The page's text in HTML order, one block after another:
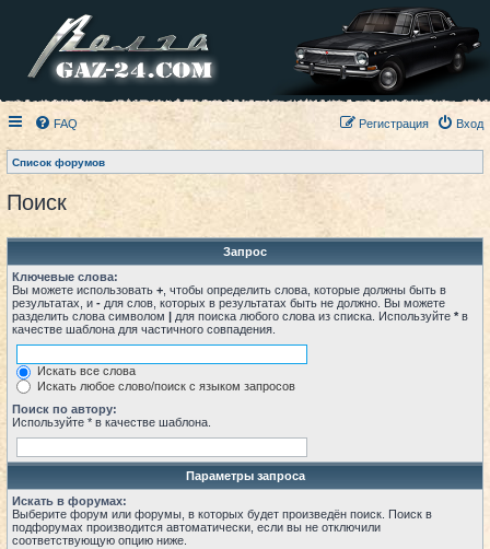
FAQ Вход
Регистрация
Список форумов
Поиск
Запрос
Ключевые слова:
Вы можете использовать + , чтобы определить слова, которые должны быть в
результатах, и - для слов, которых в результатах быть не должно. Вы можете
разделить слова символом | для поиска любого слова из списка. Используйте * в
качестве шаблона для частичного совпадения.
Искать все слова
Искать любое слово/поиск с языком запросов
Поиск по автору:
Используйте * в качестве шаблона.
Параметры запроса
Искать в форумах:
Выберите форум или форумы, в которых будет произведён поиск. Поиск в
подфорумах производится автоматически, если вы не отключили
соответствующую опцию ниже.